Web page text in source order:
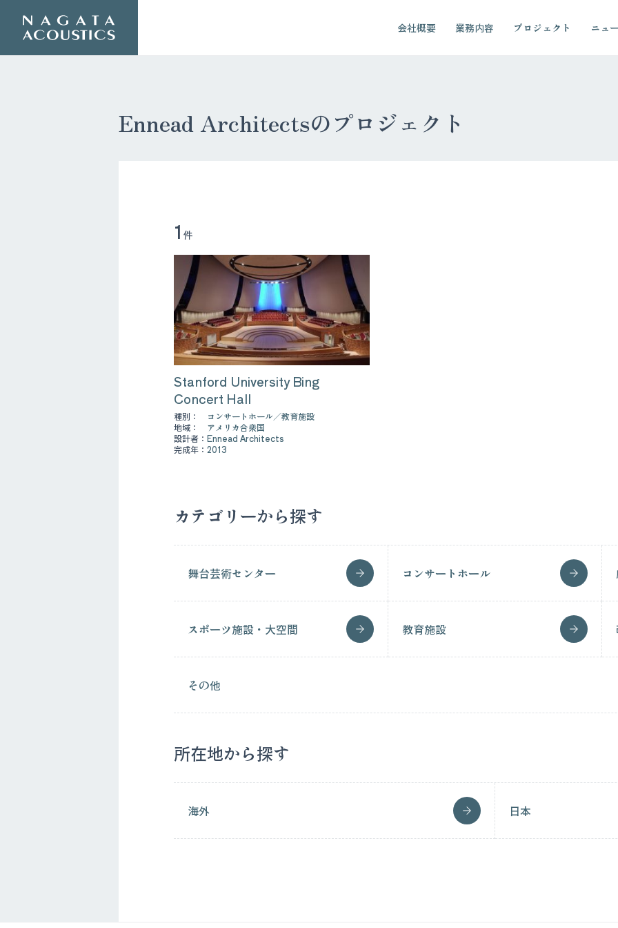
会社概要 業務内容 プロジェクト ニュ
Ennead Architectsのプロジェクト
1 件
Stanford University Bing
Concert Hall
種別： コンサートホール
教育施設
地域：
アメリカ合衆国
設計者： Ennead Architects
完成年： 2013
カテゴリーから探す
舞台芸術センター コンサートホール
スポーツ施設・大空間 教育施設
その他
所在地から探す
海外 日本